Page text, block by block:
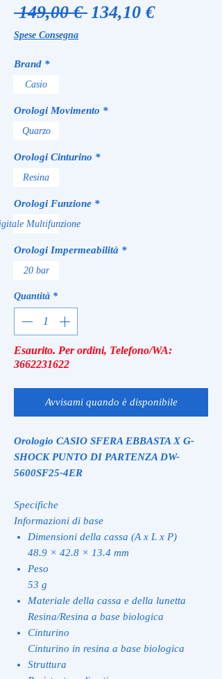
149,00 € Prezzo
134,10 €Prezzo
Spese Consegna
Brand *
Casio
Orologi Movimento *
Quarzo
Orologi Cinturino *
Resina
Orologi Funzione *
Multifunzione
Orologi Impermeabilità *
20 bar
Quantità *
Esaurito. Per ordini, Telefono/WA:
3662231622
Avvisami quando è disponibile
Orologio CASIO SFERA EBBASTA X G-
SHOCK PUNTO DI PARTENZA DW-
5600SF25-4ER
Specifiche
Informazioni di base
Dimensioni della cassa (A x L x P)
48.9 × 42.8 × 13.4 mm
Peso
53 g
Materiale della cassa e della lunetta
Resina/Resina a base biologica
Cinturino
Cinturino in resina a base biologica
Struttura